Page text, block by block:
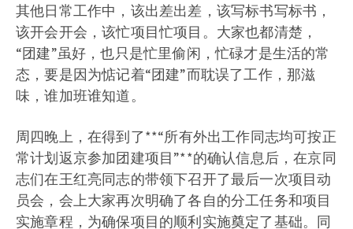
其他日常工作中，该出差出差，该写标书写标书，
该开会开会，该忙项目忙项目。大家也都清楚，
“团建”虽好，也只是忙里偷闲，忙碌才是生活的常
态，要是因为惦记着“团建”而耽误了工作，那滋
味，谁加班谁知道。
周四晚上，在得到了**“所有外出工作同志均可按正
常计划返京参加团建项目”**的确认信息后，在京同
志们在王红亮同志的带领下召开了最后一次项目动
员会，会上大家再次明确了各自的分工任务和项目
实施章程，为确保项目的顺利实施奠定了基础。同